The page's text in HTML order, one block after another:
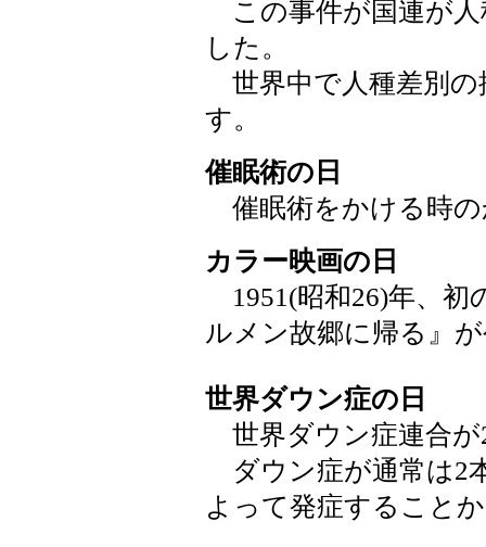
この事件が国連が人
した。
世界中で人種差別の
す。
催眠術の日
催眠術をかける時の
カラー映画の日
1951(昭和26)年、初
ルメン故郷に帰る』
世界ダウン症の日
世界ダウン症連合が
ダウン症が通常は2
よって発症すること